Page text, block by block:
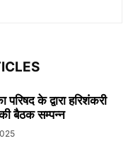
परिषद के द्वारा हरिशंकरी
की बैठक सम्पन्न